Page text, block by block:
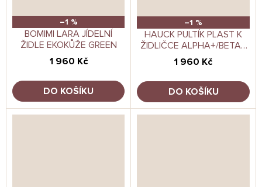
–1 %
BOMIMI LARA JÍDELNÍ
ŽIDLE EKOKŮŽE GREEN
1 960 Kč
DO KOŠÍKU
–1 %
HAUCK PULTÍK PLAST K
ŽIDLIČCE ALPHA+/BETA+
BÍLÝ
1 960 Kč
DO KOŠÍKU